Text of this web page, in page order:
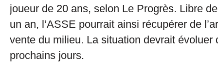
joueur de 20 ans, selon Le Progrès. Libre
un an, l’ASSE pourrait ainsi récupérer de
vente du milieu. La situation devrait évoluer
prochains jours.